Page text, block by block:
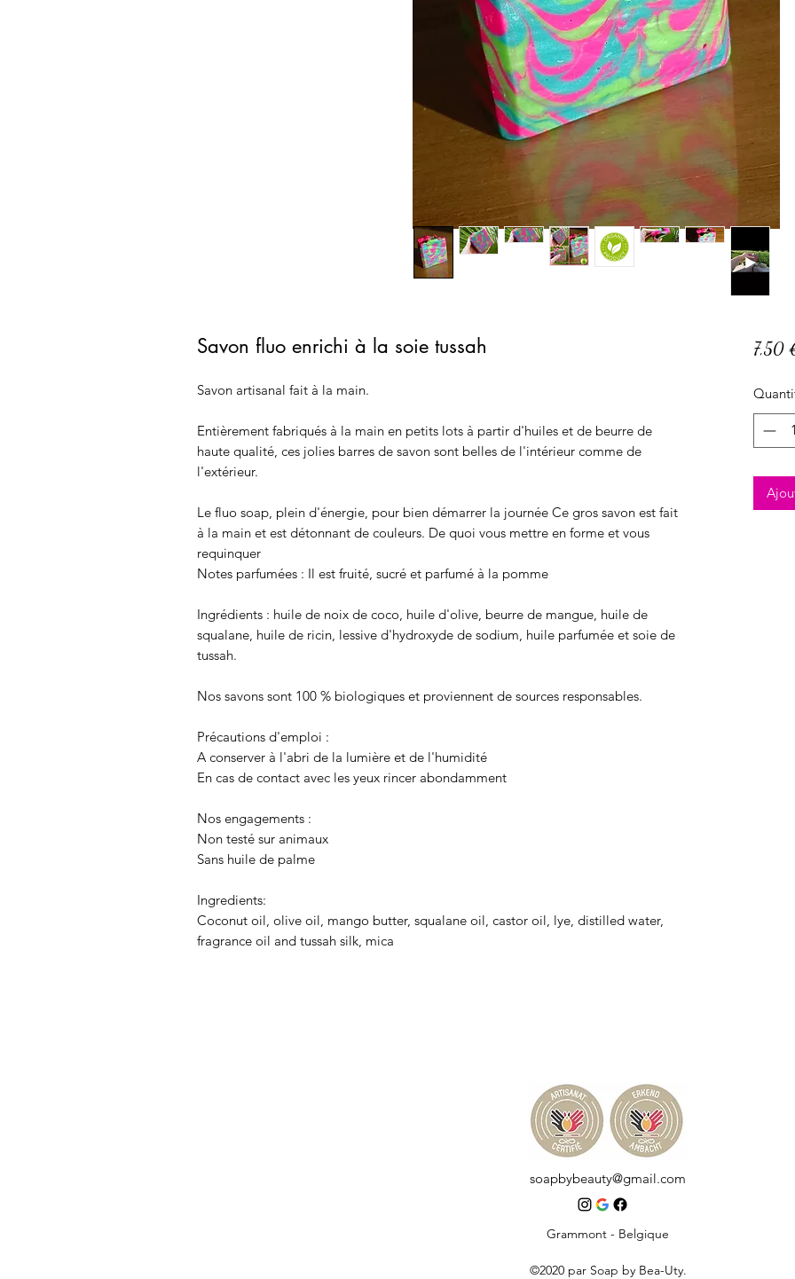
Savon fluo enrichi à la soie tussah
Savon artisanal fait à la main.
Entièrement fabriqués à la main en petits lots à partir d'huiles et de beurre de
haute qualité, ces jolies barres de savon sont belles de l'intérieur comme de
l'extérieur.
Le fluo soap, plein d'énergie, pour bien démarrer la journée Ce gros savon est fait
à la main et est détonnant de couleurs. De quoi vous mettre en forme et vous
requinquer
Notes parfumées : Il est fruité, sucré et parfumé à la pomme
Ingrédients : huile de noix de coco, huile d'olive, beurre de mangue, huile de
squalane, huile de ricin, lessive d'hydroxyde de sodium, huile parfumée et soie de
tussah.
Nos savons sont 100 % biologiques et proviennent de sources responsables.
Précautions d'emploi :
A conserver à l'abri de la lumière et de l'humidité
En cas de contact avec les yeux rincer abondamment
Nos engagements :
Non testé sur animaux
Sans huile de palme
Ingredients:
Coconut oil, olive oil, mango butter, squalane oil, castor oil, lye, distilled water,
fragrance oil and tussah silk, mica
7,50
soapbybeauty@gmail.com
Grammont - Belgique
©2020 par Soap by Bea-Uty.